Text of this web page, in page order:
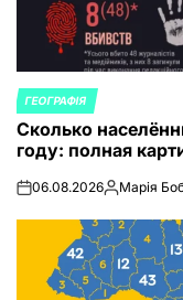
ОПУБЛИКОВАНО
В
ГЕОГРАФІЯ
Сколько
году: полная
on06.08.2026Запись
Марія